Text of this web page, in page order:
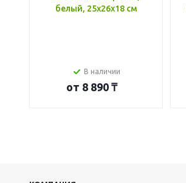
белый, 25x26x18 см
В наличии
от 8 890 ₸